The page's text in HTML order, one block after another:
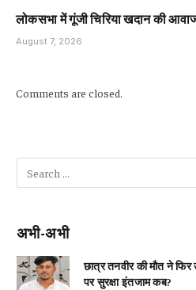
लोकसभा में गूंजी चिरिया खदान की
August 7, 2026
Comments are closed.
अभी-अभी
छात्र तनवीर की मौत ने
पर सुरक्षा इंतजाम कब?